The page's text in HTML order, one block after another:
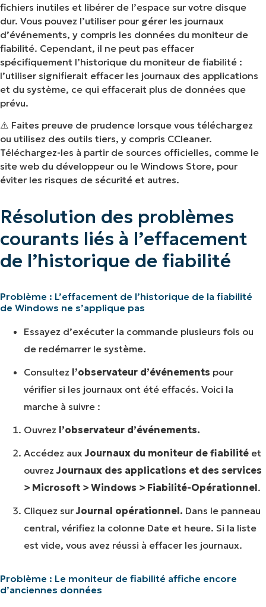
fichiers inutiles et libérer de l’espace sur votre disque
dur. Vous pouvez l’utiliser pour gérer les journaux
d’événements, y compris les données du moniteur de
fiabilité. Cependant, il ne peut pas effacer
spécifiquement l’historique du moniteur de fiabilité :
l’utiliser signifierait effacer les journaux des applications
et du système, ce qui effacerait plus de données que
prévu.
⚠️ Faites preuve de prudence lorsque vous téléchargez
ou utilisez des outils tiers, y compris CCleaner.
Téléchargez-les à partir de sources officielles, comme le
site web du développeur ou le Windows Store, pour
éviter les risques de sécurité et autres.
Résolution des problèmes
courants liés à l’effacement
de l’historique de fiabilité
Problème : L’effacement de l’historique de la fiabilité
de Windows ne s’applique pas
Essayez d’exécuter la commande plusieurs fois ou
de redémarrer le système.
Consultez l’observateur d’événements pour
vérifier si les journaux ont été effacés. Voici la
marche à suivre :
Ouvrez l’observateur d’événements.
Accédez auxJournaux du moniteur de fiabilité et
ouvrezJournaux des applications et des services
> Microsoft > Windows > Fiabilité-Opérationnel.
Cliquez surJournal opérationnel. Dans le panneau
central, vérifiez la colonne Date et heure. Si la liste
est vide, vous avez réussi à effacer les journaux.
Problème : Le moniteur de fiabilité affiche encore
d’anciennes données
Voir NinjaOne en action
pour découvrir comment NinjaOne simplifie les
terminaux, les correctifs, le MDM, la gestion
des tickets et bien plus encore.